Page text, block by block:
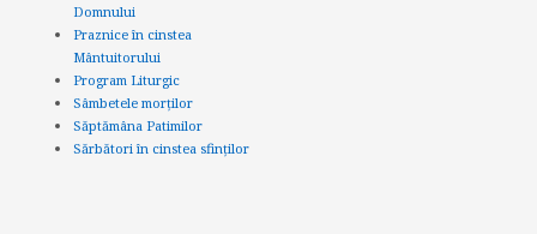
Domnului
Praznice în cinstea
Mântuitorului
Program Liturgic
Sâmbetele morților
Săptămâna Patimilor
Sărbători în cinstea sfinților